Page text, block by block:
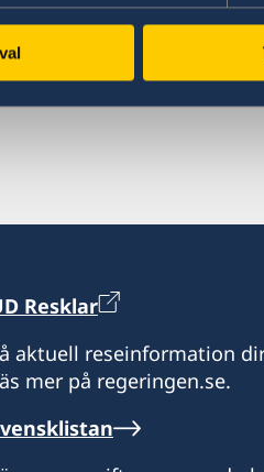
Resklar
aktuell reseinformation
mer på regeringen.se.